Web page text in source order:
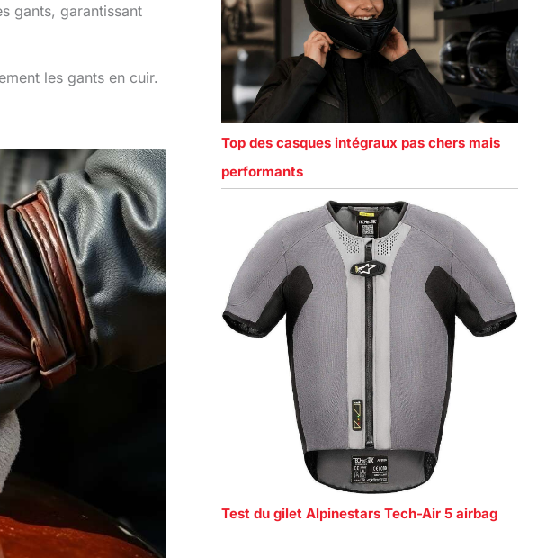
gants, garantissant
les gants en cuir.
Top des casques intégraux pas chers mais
performants
Test du gilet Alpinestars Tech-Air 5 airbag